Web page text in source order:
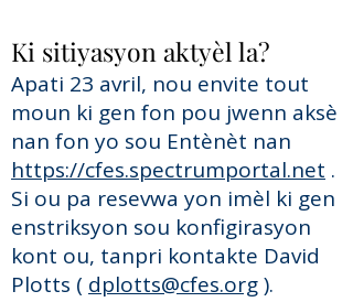
Ki sitiyasyon aktyèl la?
Apati 23 avril, nou envite tout
moun ki gen fon pou jwenn aksè
nan fon yo sou Entènèt nan
https://cfes.spectrumportal.net .
Si ou pa resevwa yon imèl ki gen
enstriksyon sou konfigirasyon
kont ou, tanpri kontakte David
Plotts ( dplotts@cfes.org).